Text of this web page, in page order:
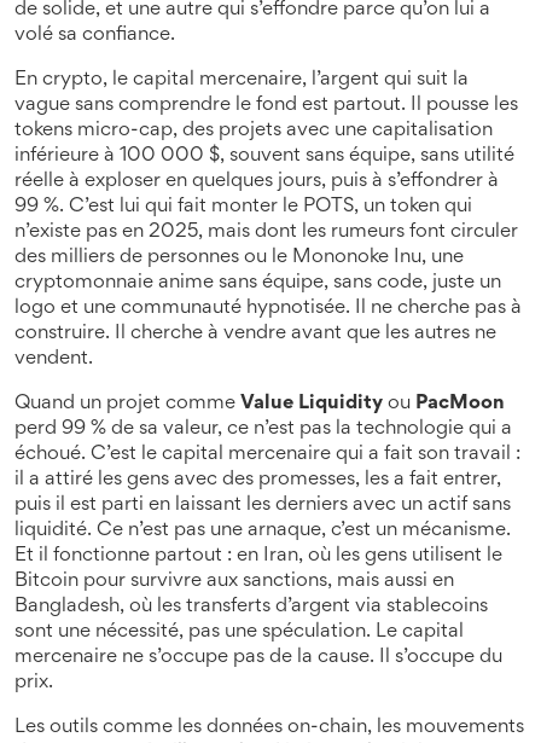
de solide, et une autre qui s’effondre parce qu’on lui a
volé sa confiance.
En crypto, le capital mercenaire, l’argent qui suit la
vague sans comprendre le fond est partout. Il pousse les
tokens micro-cap, des projets avec une capitalisation
inférieure à 100 000 $, souvent sans équipe, sans utilité
réelle à exploser en quelques jours, puis à s’effondrer à
99 %. C’est lui qui fait monter le POTS, un token qui
n’existe pas en 2025, mais dont les rumeurs font circuler
des milliers de personnes ou le Mononoke Inu, une
cryptomonnaie anime sans équipe, sans code, juste un
logo et une communauté hypnotisée. Il ne cherche pas à
construire. Il cherche à vendre avant que les autres ne
vendent.
Quand un projet comme Value Liquidity ou PacMoon
perd 99 % de sa valeur, ce n’est pas la technologie qui a
échoué. C’est le capital mercenaire qui a fait son travail :
il a attiré les gens avec des promesses, les a fait entrer,
puis il est parti en laissant les derniers avec un actif sans
liquidité. Ce n’est pas une arnaque, c’est un mécanisme.
Et il fonctionne partout : en Iran, où les gens utilisent le
Bitcoin pour survivre aux sanctions, mais aussi en
Bangladesh, où les transferts d’argent via stablecoins
sont une nécessité, pas une spéculation. Le capital
mercenaire ne s’occupe pas de la cause. Il s’occupe du
prix.
Les outils comme les données on-chain, les mouvements